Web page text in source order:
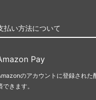
払い方法について
Pay
のアカウントに登録された
できます。